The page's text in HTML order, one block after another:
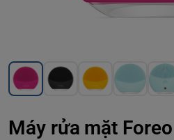
Máy rửa mặt